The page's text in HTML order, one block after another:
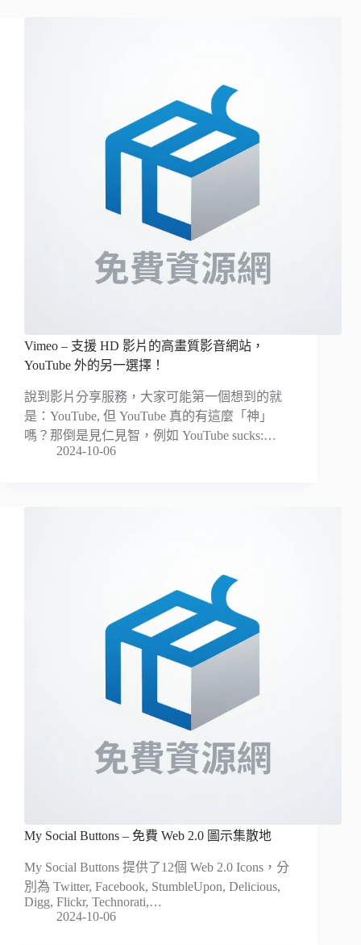
Vimeo – 支援 HD 影片的高畫質影音網站，
YouTube 外的另一選擇！
說到影片分享服務，大家可能第一個想到的就
是：YouTube, 但 YouTube 真的有這麼「神」
嗎？那倒是見仁見智，例如 YouTube sucks:…
2024-10-06
My Social Buttons – 免費 Web 2.0 圖示集散地
My Social Buttons 提供了12個 Web 2.0 Icons，分
別為 Twitter, Facebook, StumbleUpon, Delicious,
Digg, Flickr, Technorati,…
2024-10-06